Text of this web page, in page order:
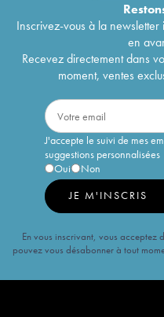
Inscrivez-vous à la
en
Recevez directement dans
moment, ventes
J'accepte le suivi de mes
suggestions personnalisées
Oui
Non
JE M'INSCRIS
En vous inscrivant, vous
pouvez vous désabonner à tout